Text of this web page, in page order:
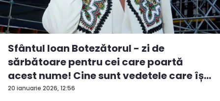
20 ianuarie 2026, 12:56
Sfântul Ioan Botezătorul - zi de
sărbătoare pentru cei care poartă
acest nume! Cine sunt vedetele care îș...